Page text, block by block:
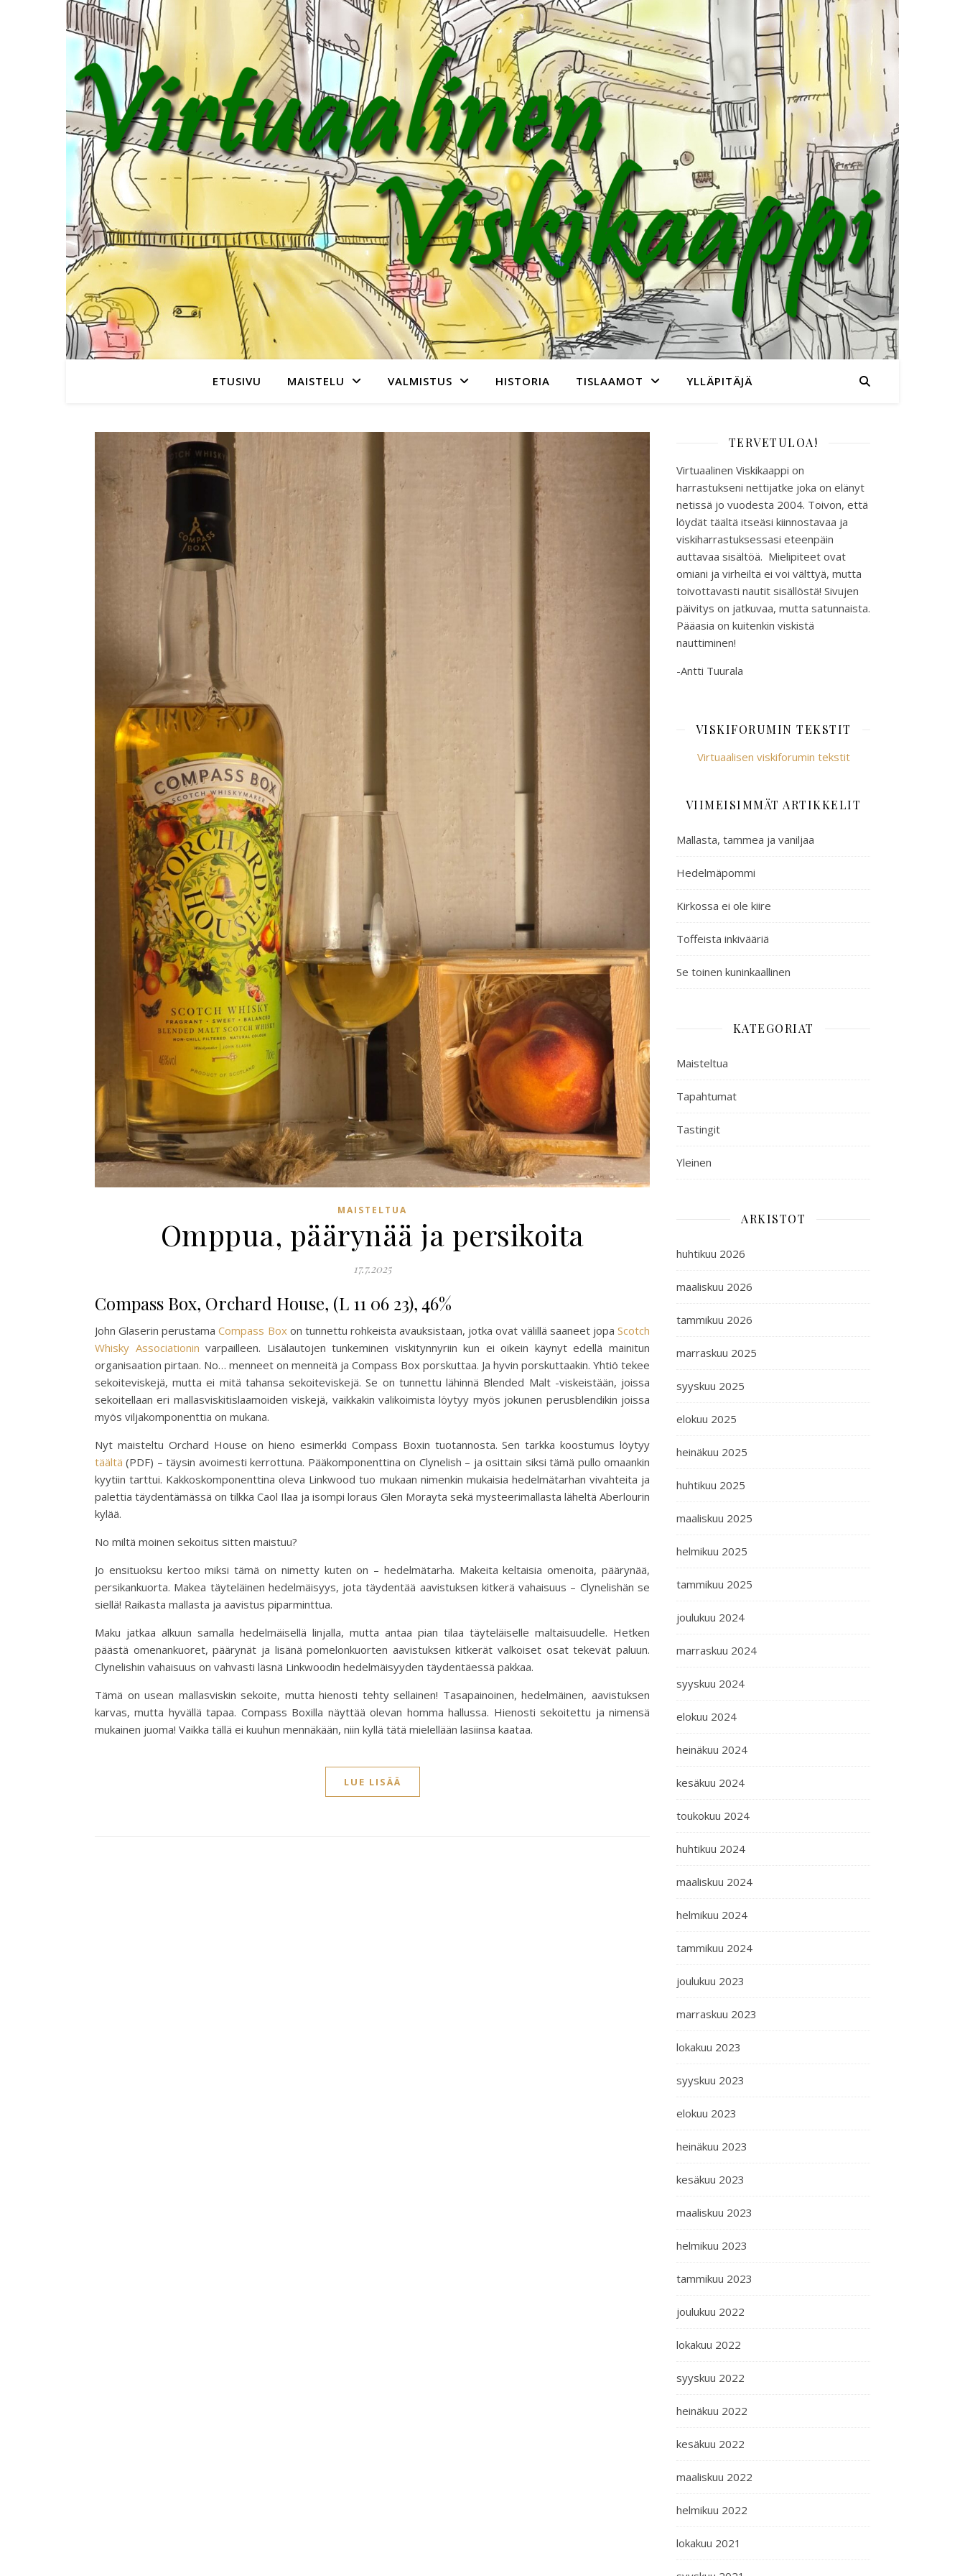
ETUSIVU MAISTELU VALMISTUS HISTORIA TISLAAMOT YLLÄPITÄJÄ
MAISTELTUA
Omppua, päärynää ja persikoita
17.7.2025
Compass Box, Orchard House, (L 11 06 23), 46%
John Glaserin perustamaCompass Boxon tunnettu rohkeista avauksistaan, jotka ovat välillä saaneet jopaScotch
Whisky Associationin varpailleen. Lisälautojen tunkeminen viskitynnyriin kun ei oikein käynyt edellä mainitun
organisaation pirtaan. No… menneet on menneitä ja Compass Box porskuttaa. Ja hyvin porskuttaakin. Yhtiö tekee
sekoiteviskejä, mutta ei mitä tahansa sekoiteviskejä. Se on tunnettu lähinnä Blended Malt -viskeistään, joissa
sekoitellaan eri mallasviskitislaamoiden viskejä, vaikkakin valikoimista löytyy myös jokunen perusblendikin joissa
myös viljakomponenttia on mukana.
Nyt maisteltu Orchard House on hieno esimerkki Compass Boxin tuotannosta. Sen tarkka koostumus löytyy
täältä (PDF) – täysin avoimesti kerrottuna. Pääkomponenttina on Clynelish – ja osittain siksi tämä pullo omaankin
kyytiin tarttui. Kakkoskomponenttina oleva Linkwood tuo mukaan nimenkin mukaisia hedelmätarhan vivahteita ja
palettia täydentämässä on tilkka Caol Ilaa ja isompi loraus Glen Morayta sekä mysteerimallasta läheltä Aberlourin
kylää.
No miltä moinen sekoitus sitten maistuu?
Jo ensituoksu kertoo miksi tämä on nimetty kuten on – hedelmätarha. Makeita keltaisia omenoita, päärynää,
persikankuorta. Makea täyteläinen hedelmäisyys, jota täydentää aavistuksen kitkerä vahaisuus – Clynelishän se
siellä! Raikasta mallasta ja aavistus piparminttua.
Maku jatkaa alkuun samalla hedelmäisellä linjalla, mutta antaa pian tilaa täyteläiselle maltaisuudelle. Hetken
päästä omenankuoret, päärynät ja lisänä pomelonkuorten aavistuksen kitkerät valkoiset osat tekevät paluun.
Clynelishin vahaisuus on vahvasti läsnä Linkwoodin hedelmäisyyden täydentäessä pakkaa.
Tämä on usean mallasviskin sekoite, mutta hienosti tehty sellainen! Tasapainoinen, hedelmäinen, aavistuksen
karvas, mutta hyvällä tapaa. Compass Boxilla näyttää olevan homma hallussa. Hienosti sekoitettu ja nimensä
mukainen juoma! Vaikka tällä ei kuuhun mennäkään, niin kyllä tätä mielellään lasiinsa kaataa.
LUE LISÄÄ
TERVETULOA!
Virtuaalinen Viskikaappi on
harrastukseni nettijatke joka on elänyt
netissä jo vuodesta 2004. Toivon, että
löydät täältä itseäsi kiinnostavaa ja
viskiharrastuksessasi eteenpäin
auttavaa sisältöä. Mielipiteet ovat
omiani ja virheiltä ei voi välttyä, mutta
toivottavasti nautit sisällöstä! Sivujen
päivitys on jatkuvaa, mutta satunnaista.
Pääasia on kuitenkin viskistä
nauttiminen!
-Antti Tuurala
VISKIFORUMIN TEKSTIT
Virtuaalisen viskiforumin tekstit
VIIMEISIMMÄT ARTIKKELIT
Mallasta, tammea ja vaniljaa
Hedelmäpommi
Kirkossa ei ole kiire
Toffeista inkivääriä
Se toinen kuninkaallinen
KATEGORIAT
Maisteltua
Tapahtumat
Tastingit
Yleinen
ARKISTOT
huhtikuu 2026
maaliskuu 2026
tammikuu 2026
marraskuu 2025
syyskuu 2025
elokuu 2025
heinäkuu 2025
huhtikuu 2025
maaliskuu 2025
helmikuu 2025
tammikuu 2025
joulukuu 2024
marraskuu 2024
syyskuu 2024
elokuu 2024
heinäkuu 2024
kesäkuu 2024
toukokuu 2024
huhtikuu 2024
maaliskuu 2024
helmikuu 2024
tammikuu 2024
joulukuu 2023
marraskuu 2023
lokakuu 2023
syyskuu 2023
elokuu 2023
heinäkuu 2023
kesäkuu 2023
maaliskuu 2023
helmikuu 2023
tammikuu 2023
joulukuu 2022
lokakuu 2022
syyskuu 2022
heinäkuu 2022
kesäkuu 2022
maaliskuu 2022
helmikuu 2022
lokakuu 2021